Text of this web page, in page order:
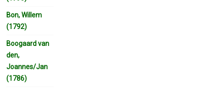
Bon, Willem
(1792)
Boogaard van
den,
Joannes/Jan
(1786)